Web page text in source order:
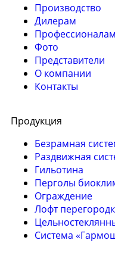
Производство
Дилерам
Профессионалам
Фото
Представители
О компании
Контакты
Продукция
Безрамная
Раздвижная
Гильотина
Перголы
Ограждение
Лофт
Система